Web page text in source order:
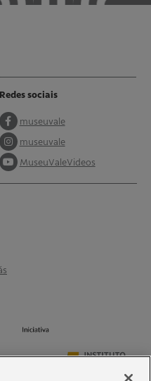
Redes sociais
museuvale
museuvale
MuseuValeVideos